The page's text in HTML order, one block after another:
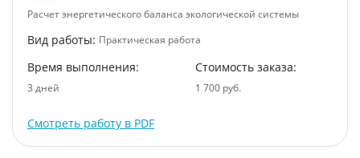
Расчет энергетического баланса экологической системы
Вид работы: Практическая работа
Время выполнения:
3 дней
Стоимость заказа:
1 700 руб.
Смотреть работу в PDF